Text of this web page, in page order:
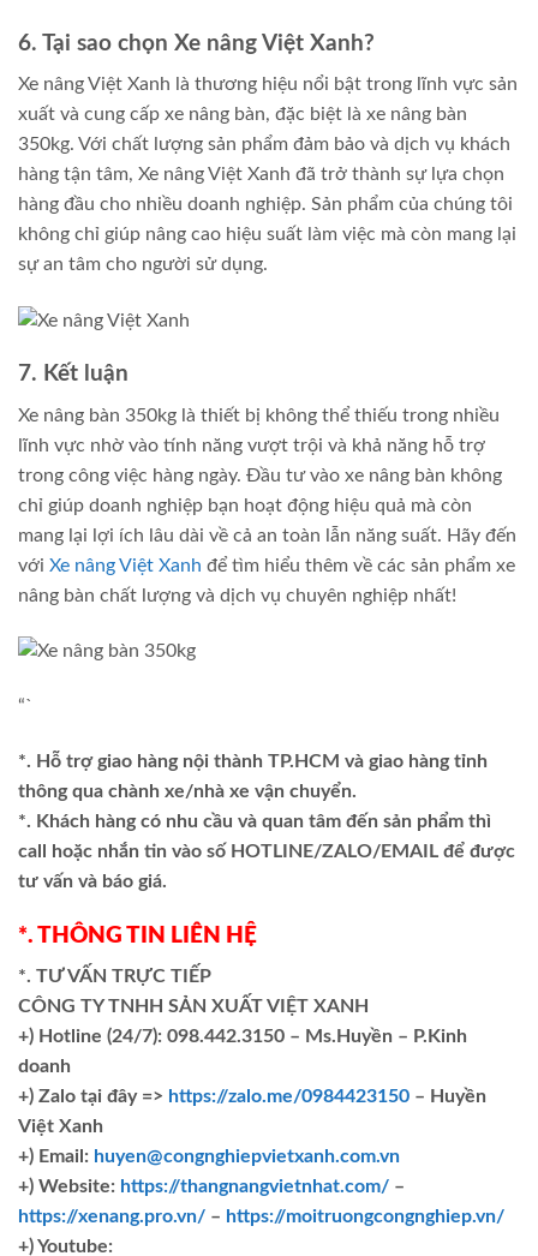
6. Tại sao chọn Xe nâng Việt Xanh?
Xe nâng Việt Xanh là thương hiệu nổi bật trong lĩnh vực sản
xuất và cung cấp xe nâng bàn, đặc biệt là xe nâng bàn
350kg. Với chất lượng sản phẩm đảm bảo và dịch vụ khách
hàng tận tâm, Xe nâng Việt Xanh đã trở thành sự lựa chọn
hàng đầu cho nhiều doanh nghiệp. Sản phẩm của chúng tôi
không chỉ giúp nâng cao hiệu suất làm việc mà còn mang lại
sự an tâm cho người sử dụng.
7. Kết luận
Xe nâng bàn 350kg là thiết bị không thể thiếu trong nhiều
lĩnh vực nhờ vào tính năng vượt trội và khả năng hỗ trợ
trong công việc hàng ngày. Đầu tư vào xe nâng bàn không
chỉ giúp doanh nghiệp bạn hoạt động hiệu quả mà còn
mang lại lợi ích lâu dài về cả an toàn lẫn năng suất. Hãy đến
với Xe nâng Việt Xanh để tìm hiểu thêm về các sản phẩm xe
nâng bàn chất lượng và dịch vụ chuyên nghiệp nhất!
“`
*. Hỗ trợ giao hàng nội thành TP.HCM và giao hàng tỉnh
thông qua chành xe/nhà xe vận chuyển.
*. Khách hàng có nhu cầu và quan tâm đến sản phẩm thì
call hoặc nhắn tin vào số HOTLINE/ZALO/EMAIL để được
tư vấn và báo giá.
*. THÔNG TIN LIÊN HỆ
*. TƯ VẤN TRỰC TIẾP
CÔNG TY TNHH SẢN XUẤT VIỆT XANH
+) Hotline (24/7): 098.442.3150 – Ms.Huyền – P.Kinh
doanh
+) Zalo tại đây => https://zalo.me/0984423150 – Huyền
Việt Xanh
+) Email: huyen@congnghiepvietxanh.com.vn
+) Website: https://thangnangvietnhat.com/ –
https://xenang.pro.vn/ – https://moitruongcongnghiep.vn/
+) Youtube: